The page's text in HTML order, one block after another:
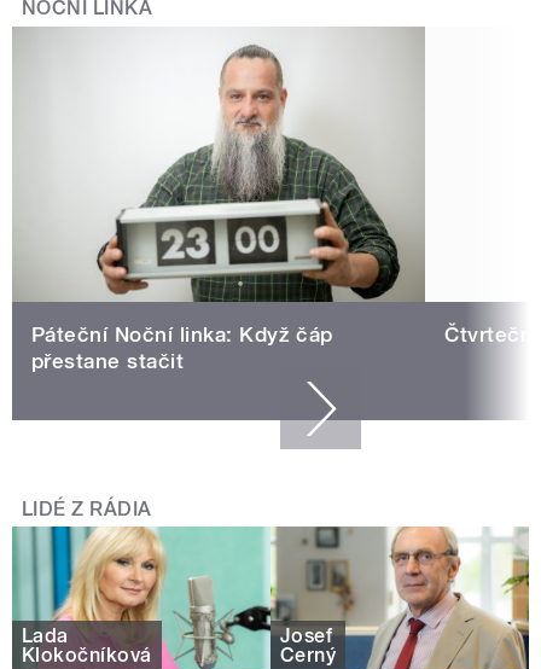
NOČNÍ LINKA
Páteční Noční linka: Když čáp
přestane stačit
LIDÉ Z RÁDIA
Lada
Klokočníková
Josef
Černý